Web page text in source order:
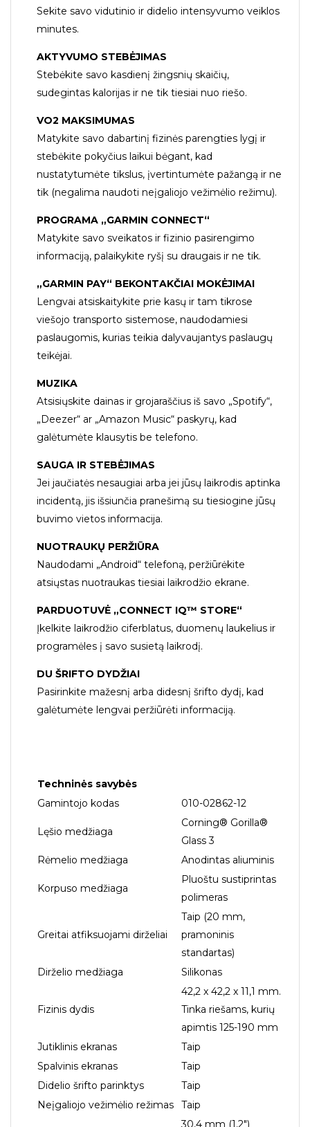
Sekite savo vidutinio ir didelio intensyvumo veiklos
minutes.
AKTYVUMO STEBĖJIMAS
Stebėkite savo kasdienį žingsnių skaičių,
sudegintas kalorijas ir ne tik tiesiai nuo riešo.
VO2 MAKSIMUMAS
Matykite savo dabartinį fizinės parengties lygį ir
stebėkite pokyčius laikui bėgant, kad
nustatytumėte tikslus, įvertintumėte pažangą ir ne
tik (negalima naudoti neįgaliojo vežimėlio režimu).
PROGRAMA „GARMIN CONNECT“
Matykite savo sveikatos ir fizinio pasirengimo
informaciją, palaikykite ryšį su draugais ir ne tik.
„GARMIN PAY“ BEKONTAKČIAI MOKĖJIMAI
Lengvai atsiskaitykite prie kasų ir tam tikrose
viešojo transporto sistemose, naudodamiesi
paslaugomis, kurias teikia dalyvaujantys paslaugų
teikėjai.
MUZIKA
Atsisiųskite dainas ir grojaraščius iš savo „Spotify“,
„Deezer“ ar „Amazon Music“ paskyrų, kad
galėtumėte klausytis be telefono.
SAUGA IR STEBĖJIMAS
Jei jaučiatės nesaugiai arba jei jūsų laikrodis aptinka
incidentą, jis išsiunčia pranešimą su tiesiogine jūsų
buvimo vietos informacija.
NUOTRAUKŲ PERŽIŪRA
Naudodami „Android“ telefoną, peržiūrėkite
atsiųstas nuotraukas tiesiai laikrodžio ekrane.
PARDUOTUVĖ „CONNECT IQ™ STORE“
Įkelkite laikrodžio ciferblatus, duomenų laukelius ir
programėles į savo susietą laikrodį.
DU ŠRIFTO DYDŽIAI
Pasirinkite mažesnį arba didesnį šrifto dydį, kad
galėtumėte lengvai peržiūrėti informaciją.
Techninės savybės
Gamintojo kodas
010-02862-12
Lęšio medžiaga
Corning® Gorilla®
Glass 3
Rėmelio medžiaga
Anodintas aliuminis
Korpuso medžiaga
Pluoštu sustiprintas
polimeras
Greitai atfiksuojami dirželiai
Taip (20 mm,
pramoninis
standartas)
Dirželio medžiaga
Silikonas
Fizinis dydis
42,2 x 42,2 x 11,1 mm.
Tinka riešams, kurių
apimtis 125-190 mm
Jutiklinis ekranas
Taip
Spalvinis ekranas
Taip
Didelio šrifto parinktys
Taip
Neįgaliojo vežimėlio režimas
Taip
30,4 mm (1,2″)